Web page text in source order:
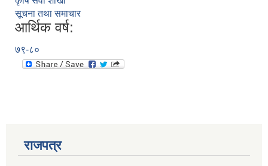
सूचना तथा समाचार
आर्थिक वर्ष:
७९-८०
राजपत्र